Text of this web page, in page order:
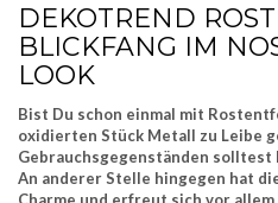
DEKOTREND
BLICKFANG IM
LOOK
Bist Du schon einmal mit
oxidierten Stück Metall zu Leibe
Gebrauchsgegenständen
An anderer Stelle hingegen hat
Charme und erfreut sich vor